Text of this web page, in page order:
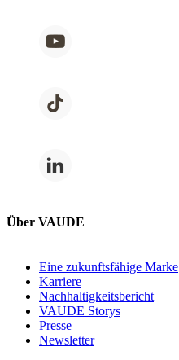
Über VAUDE
Eine zukunftsfähige Marke
Karriere
Nachhaltigkeitsbericht
VAUDE Storys
Presse
Newsletter